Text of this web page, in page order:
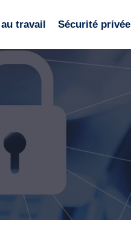
travail Sécurité privée